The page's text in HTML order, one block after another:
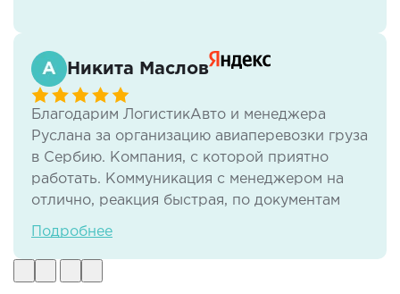
Никита Маслов
Благодарим ЛогистикАвто и менеджера
Руслана за организацию авиаперевозки груза
в Сербию. Компания, с которой приятно
работать. Коммуникация с менеджером на
отлично, реакция быстрая, по документам
тоже нет никаких проблем. И самое важное -
виде.
Подробнее